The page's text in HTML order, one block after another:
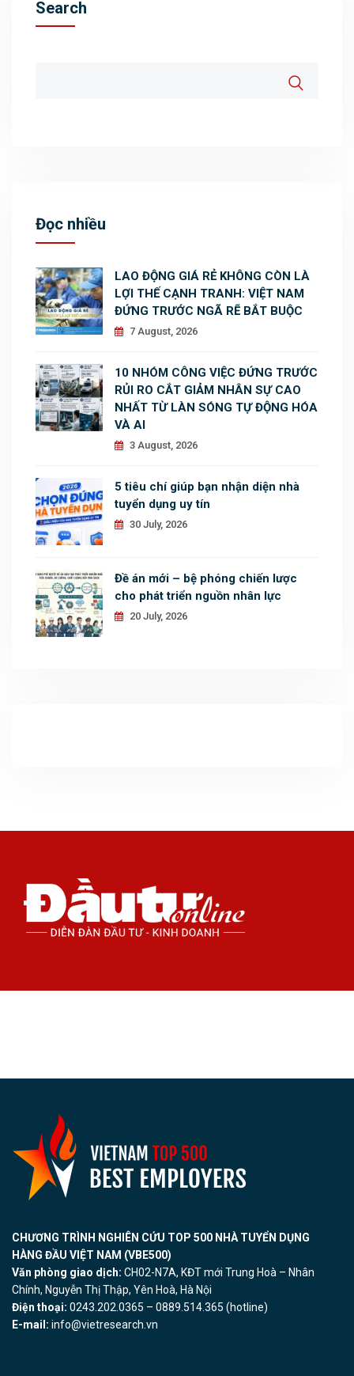
Search
Đọc nhiều
LAO ĐỘNG GIÁ RẺ KHÔNG CÒN LÀ
LỢI THẾ CẠNH TRANH: VIỆT NAM
ĐỨNG TRƯỚC NGÃ RẼ BẮT BUỘC
7 August, 2026
10 NHÓM CÔNG VIỆC ĐỨNG TRƯỚC
RỦI RO CẮT GIẢM NHÂN SỰ CAO
NHẤT TỪ LÀN SÓNG TỰ ĐỘNG HÓA
VÀ AI
3 August, 2026
5 tiêu chí giúp bạn nhận diện nhà
tuyển dụng uy tín
30 July, 2026
Đề án mới – bệ phóng chiến lược
cho phát triển nguồn nhân lực
20 July, 2026
CHƯƠNG TRÌNH NGHIÊN CỨU TOP 500 NHÀ TUYỂN DỤNG
HÀNG ĐẦU VIỆT NAM (VBE500)
Văn phòng giao dịch: CH02-N7A, KĐT mới Trung Hoà – Nhân
Chính, Nguyễn Thị Thập, Yên Hoà, Hà Nội
Điện thoại: 0243.202.0365 – 0889.514.365 (hotline)
E-mail: info@vietresearch.vn